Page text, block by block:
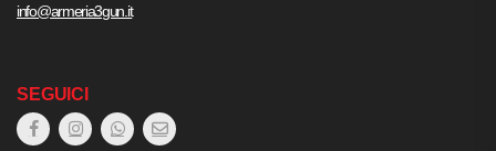
info@armeria3gun.it
SEGUICI